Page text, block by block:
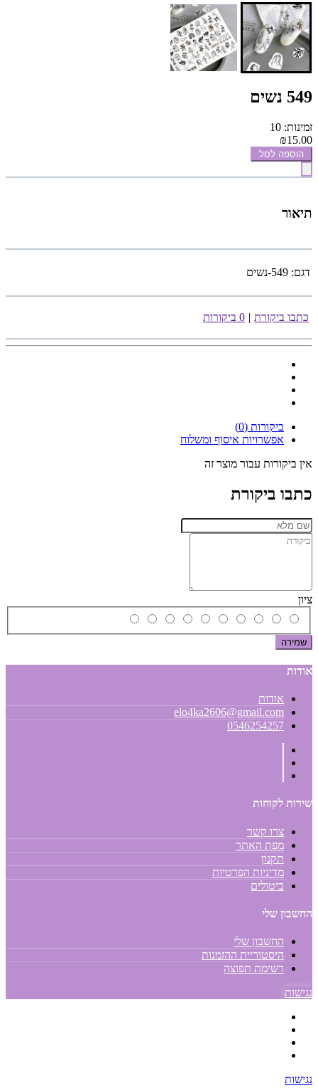
549 נשים
זמינות: 10
₪15.00
הוספה לסל
תיאור
דגם: 549-נשים
כתבו ביקורת | 0 ביקורות
ביקורות (0)
אפשרויות איסוף ומשלוח
אין ביקורות עבור מוצר זה
כתבו ביקורת
ציון
שמירה
אודות
אודות
elo4ka2606@gmail.com
0546254257
שירות לקוחות
צרו קשר
מפת האתר
תקנון
מדיניות הפרטיות
ביטולים
החשבון שלי
החשבון שלי
היסטוריית ההזמנות
רשימת תפוצה
נגישות
נגישות